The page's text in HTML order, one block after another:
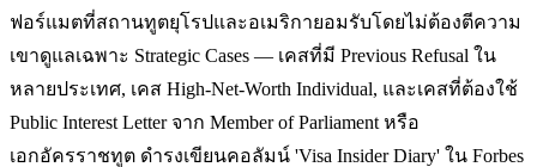
ฟอร์แมตที่สถานทูตยุโรปและอเมริกายอมรับโดยไม่ต้องตีความ
เขาดูแลเฉพาะ Strategic Cases — เคสที่มี Previous Refusal ใน
หลายประเทศ, เคส High-Net-Worth Individual, และเคสที่ต้องใช้
Public Interest Letter จาก Member of Parliament หรือ
เอกอัครราชทูต ดำรงเขียนคอลัมน์ 'Visa Insider Diary' ใน Forbes